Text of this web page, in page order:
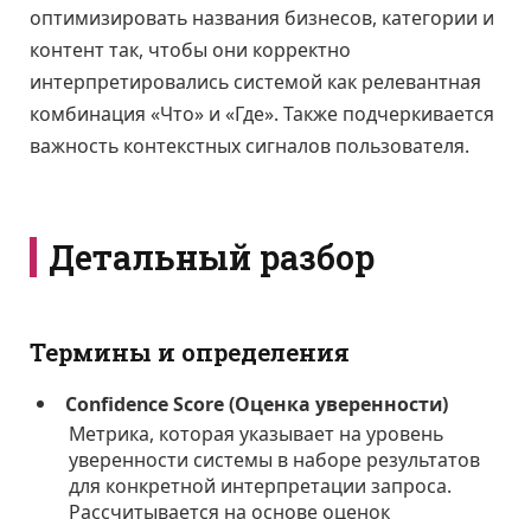
оптимизировать названия бизнесов, категории и
контент так, чтобы они корректно
интерпретировались системой как релевантная
комбинация «Что» и «Где». Также подчеркивается
важность контекстных сигналов пользователя.
Детальный разбор
Термины и определения
Confidence Score (Оценка уверенности)
Метрика, которая указывает на уровень
уверенности системы в наборе результатов
для конкретной интерпретации запроса.
Рассчитывается на основе оценок